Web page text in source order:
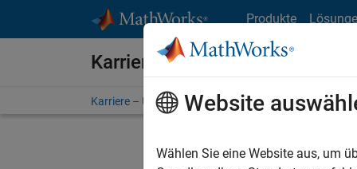
Produkte
Karriere bei MathWorks
Karriere – Übersicht Stellensuche
Website
Wählen Sie eine Website aus, um